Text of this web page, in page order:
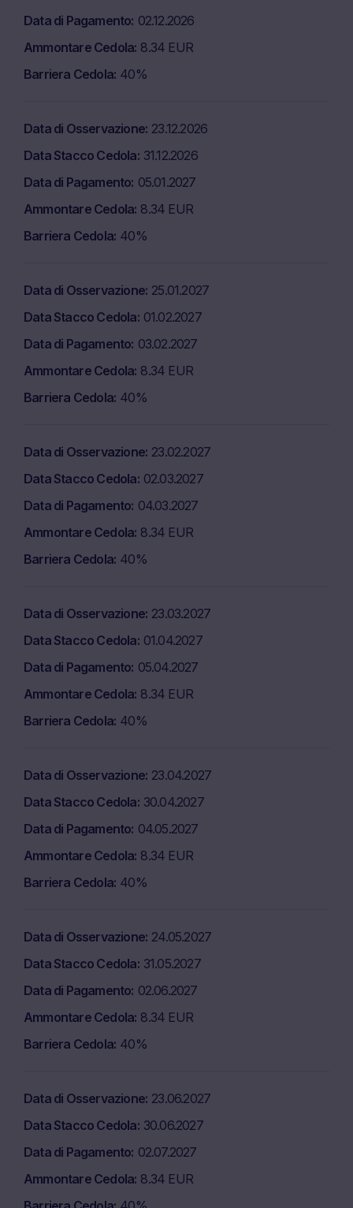
Data di Pagamento 02.12.2026
Ammontare Cedola 8.34 EUR
Barriera Cedola 40%
Data di Osservazione 23.12.2026
Data Stacco Cedola 31.12.2026
Data di Pagamento 05.01.2027
Ammontare Cedola 8.34 EUR
Barriera Cedola 40%
Data di Osservazione 25.01.2027
Data Stacco Cedola 01.02.2027
Data di Pagamento 03.02.2027
Ammontare Cedola 8.34 EUR
Barriera Cedola 40%
Data di Osservazione 23.02.2027
Data Stacco Cedola 02.03.2027
Data di Pagamento 04.03.2027
Ammontare Cedola 8.34 EUR
Barriera Cedola 40%
Data di Osservazione 23.03.2027
Data Stacco Cedola 01.04.2027
Data di Pagamento 05.04.2027
Ammontare Cedola 8.34 EUR
Barriera Cedola 40%
Data di Osservazione 23.04.2027
Data Stacco Cedola 30.04.2027
Data di Pagamento 04.05.2027
Ammontare Cedola 8.34 EUR
Barriera Cedola 40%
Data di Osservazione 24.05.2027
Data Stacco Cedola 31.05.2027
Data di Pagamento 02.06.2027
Ammontare Cedola 8.34 EUR
Barriera Cedola 40%
Data di Osservazione 23.06.2027
Data Stacco Cedola 30.06.2027
Data di Pagamento 02.07.2027
Ammontare Cedola 8.34 EUR